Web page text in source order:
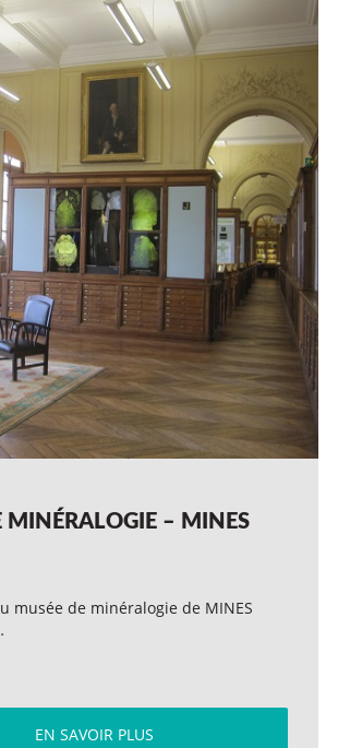
MINÉRALOGIE – MINES
musée de minéralogie de MINES
EN SAVOIR PLUS